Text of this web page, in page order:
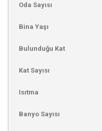
Oda Sayısı
Bina Yaşı
Bulunduğu Kat
Kat Sayısı
Isıtma
Banyo Sayısı